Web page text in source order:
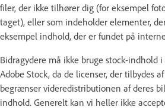
filer, der ikke tilhører dig (for eksempel
taget), eller som indeholder elementer,
eksempel indhold, der er fundet på
Bidragydere må ikke bruge stock-indhold
Adobe Stock, da de licenser, der tilbydes
begrænser videredistributionen af deres
indhold. Generelt kan vi heller ikke